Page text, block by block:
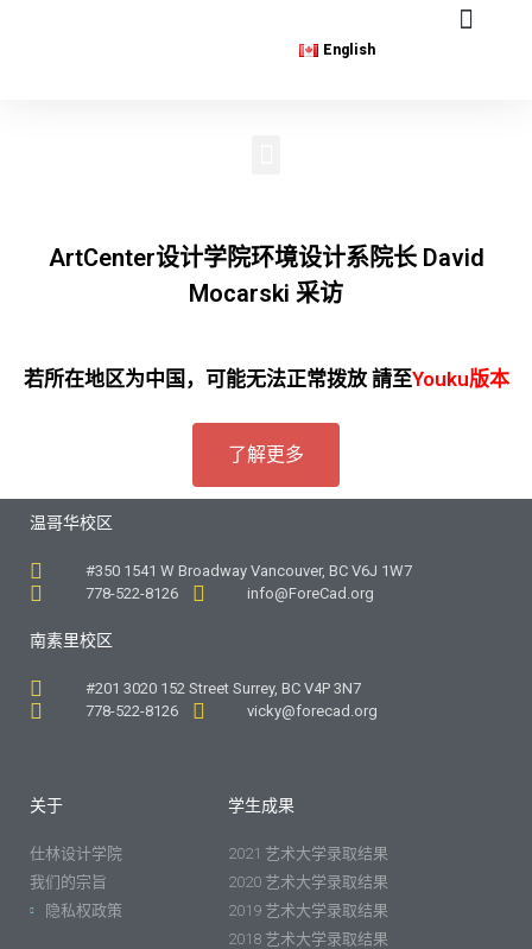
English
ArtCenter设计学院环境设计系院长 David
Mocarski 采访
若所在地区为中国，可能无法正常拨放 請至Youku版本
了解更多
温哥华校区
#350 1541 W Broadway Vancouver, BC V6J 1W7
778-522-8126
info@ForeCad.org
南素里校区
#201 3020 152 Street Surrey, BC V4P 3N7
778-522-8126
vicky@forecad.org
关于
仕林设计学院
我们的宗旨
隐私权政策
学生成果
2021 艺术大学录取结果
2020 艺术大学录取结果
2019 艺术大学录取结果
2018 艺术大学录取结果